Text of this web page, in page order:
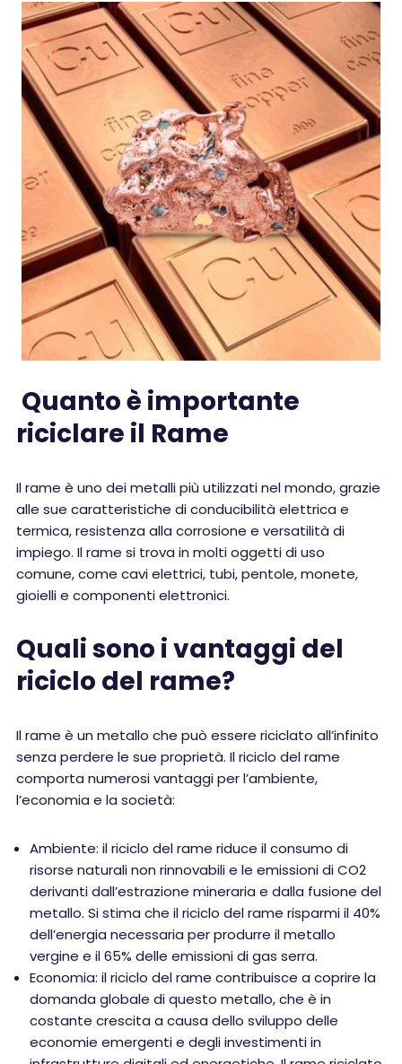
Quanto è importante
riciclare il Rame
Il rame è uno dei metalli più utilizzati nel mondo, grazie
alle sue caratteristiche di conducibilità elettrica e
termica, resistenza alla corrosione e versatilità di
impiego. Il rame si trova in molti oggetti di uso
comune, come cavi elettrici, tubi, pentole, monete,
gioielli e componenti elettronici.
Quali sono i vantaggi del
riciclo del rame?
Il rame è un metallo che può essere riciclato all’infinito
senza perdere le sue proprietà. Il riciclo del rame
comporta numerosi vantaggi per l’ambiente,
l’economia e la società:
Ambiente: il riciclo del rame riduce il consumo di
risorse naturali non rinnovabili e le emissioni di CO2
derivanti dall’estrazione mineraria e dalla fusione del
metallo. Si stima che il riciclo del rame risparmi il 40%
dell’energia necessaria per produrre il metallo
vergine e il 65% delle emissioni di gas serra.
Economia: il riciclo del rame contribuisce a coprire la
domanda globale di questo metallo, che è in
costante crescita a causa dello sviluppo delle
economie emergenti e degli investimenti in